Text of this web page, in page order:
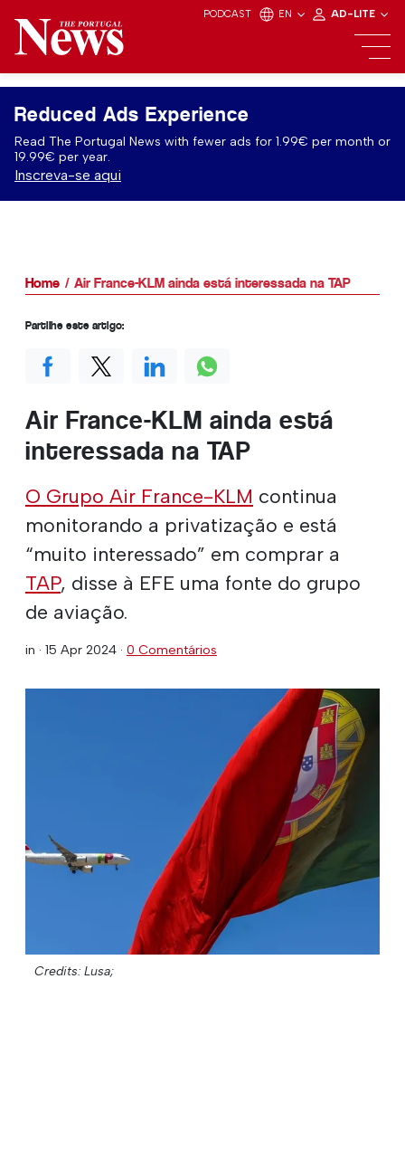
PODCAST EN AD-LITE
Reduced Ads Experience
Read The Portugal News with fewer ads for 1.99€ per month or
19.99€ per year.
Inscreva-se aqui
Home Air France-KLM ainda está interessada na TAP
Air France-KLM ainda está
interessada na TAP
O Grupo Air France-KLM continua
monitorando a privatização e está
“muito interessado” em comprar a
TAP, disse à EFE uma fonte do grupo
de aviação.
in · 15 Apr 2024 · 0 Comentários
Credits: Lusa;
Partilhe este artigo: